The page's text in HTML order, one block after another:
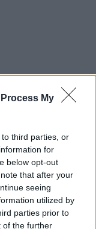
My
third parties, or
for
below opt-out
that after your
seeing
utilized by
parties prior to
of the further
2026
avec
à col rond, un
assorti,
d'Adidas et de